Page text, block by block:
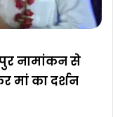
नामांकन से
मां का दर्शन